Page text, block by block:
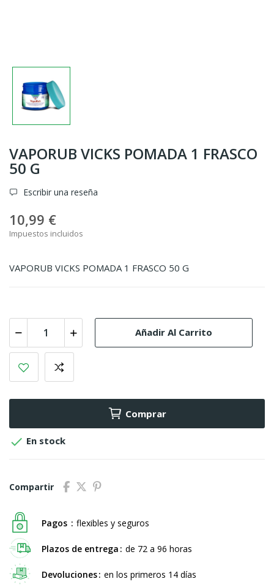
VAPORUB VICKS POMADA 1 FRASCO
50 G
Escribir una reseña
10,99 €
Impuestos incluidos
VAPORUB VICKS POMADA 1 FRASCO 50 G
Añadir Al Carrito
Comprar
 En stock
Compartir
Pagos flexibles y seguros
Plazos de entrega de 72 a 96 horas
Devoluciones en los primeros 14 días